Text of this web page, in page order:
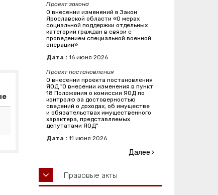
Проект закона
О внесении изменений в Закон
Ярославской области «О мерах
социальной поддержки отдельных
категорий граждан в связи с
проведением специальной военной
операции»
Дата : 16 июня 2026
Проект постановления
О внесении проекта постановления
ЯОД "О внесении изменения в пункт
18 Положения о комиссии ЯОД по
контролю за достоверностью
сведений о доходах, об имуществе
и обязательствах имущественного
характера, представляемых
депутатами ЯОД"
Дата : 11 июня 2026
Далее
Правовые акты